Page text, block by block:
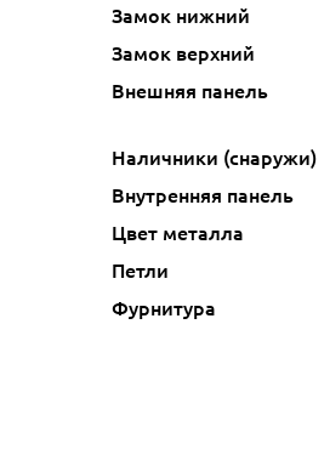
Замок нижний
Замок верхний
Внешняя панель
Наличники (снаружи)
Внутренняя панель
Цвет металла
Петли
Фурнитура